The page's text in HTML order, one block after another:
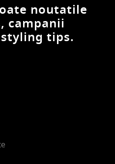
noutatile
campanii
tips.